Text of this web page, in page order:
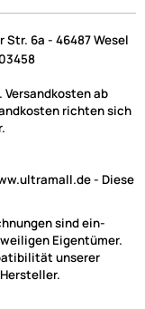
Str. 6a - 46487 Wesel
Versandkosten ab
richten sich
- Diese
sind ein-
Eigentümer.
unserer